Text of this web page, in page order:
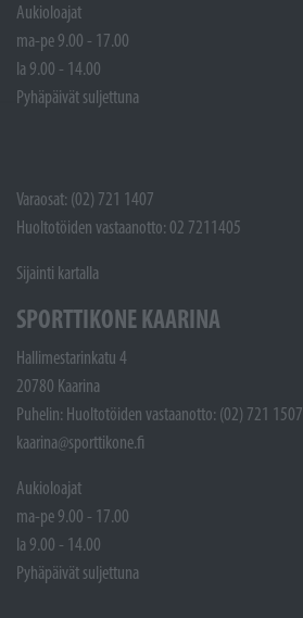
Aukioloajat
ma-pe 9.00 - 17.00
la 9.00 - 14.00
Pyhäpäivät suljettuna
Varaosat: (02) 721 1407
Huoltotöiden vastaanotto: 02 7211405
Sijainti kartalla
SPORTTIKONE KAARINA
Hallimestarinkatu 4
20780 Kaarina
Puhelin: Huoltotöiden vastaanotto: (02) 721 1507
kaarina@sporttikone.fi
Aukioloajat
ma-pe 9.00 - 17.00
la 9.00 - 14.00
Pyhäpäivät suljettuna